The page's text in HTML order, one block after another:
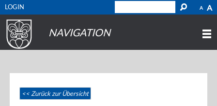
A A
LOGIN
NAVIGATION
<< Zurück zur Übersicht